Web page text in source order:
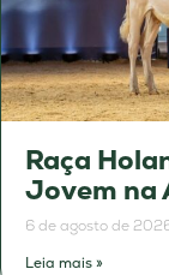
Raça
Jovem na
6 de agosto de
Leia mais »